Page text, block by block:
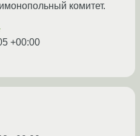
комитет.
+00:00